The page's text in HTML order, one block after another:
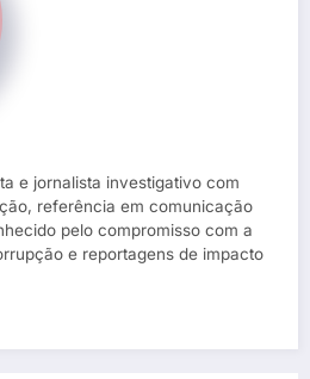
e jornalista investigativo com
referência em comunicação
pelo compromisso com a
e reportagens de impacto